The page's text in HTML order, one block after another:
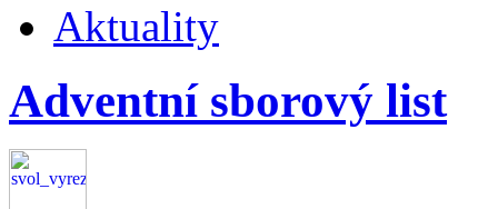
Aktuality
Adventní sborový list